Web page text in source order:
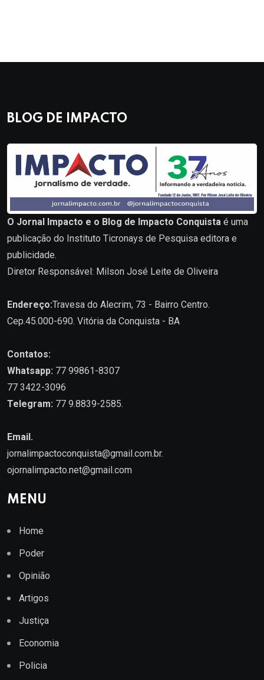
BLOG DE IMPACTO
O Jornal Impacto e o Blog de Impacto Conquista é uma
publicação do Instituto Ticronays de Pesquisa editora e
publicidade.
Diretor Responsável: Milson José Leite de Oliveira
Endereço:Travesa do Alecrim, 73 - Bairro Centro.
Cep.45.000-690. Vitória da Conquista - BA
Contatos:
Whatsapp: 77 99861-8307
77 3422-3096
Telegram: 77 9.8839-2585.
Email.
jornalimpactoconquista@gmail.com.br.
ojornalimpacto.net@gmail.com
MENU
Home
Poder
Opinião
Artigos
Justiça
Economia
Policia